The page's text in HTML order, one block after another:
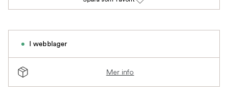
I webblager
Mer info